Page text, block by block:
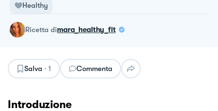
Healthy
ricetta dimara_healthy_fit
Salva · 1 Commenta
Introduzione